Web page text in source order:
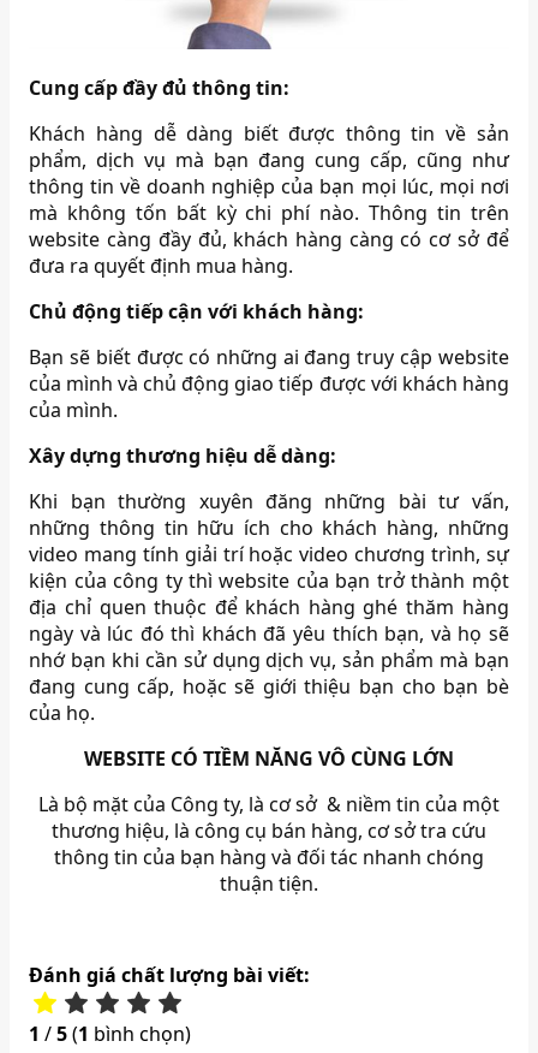
Cung cấp đầy đủ thông tin:
Khách hàng dễ dàng biết được thông tin về sản
phẩm, dịch vụ mà bạn đang cung cấp, cũng như
thông tin về doanh nghiệp của bạn mọi lúc, mọi nơi
mà không tốn bất kỳ chi phí nào. Thông tin trên
website càng đầy đủ, khách hàng càng có cơ sở để
đưa ra quyết định mua hàng.
Chủ động tiếp cận với khách hàng:
Bạn sẽ biết được có những ai đang truy cập website
của mình và chủ động giao tiếp được với khách hàng
của mình.
Xây dựng thương hiệu dễ dàng:
Khi bạn thường xuyên đăng những bài tư vấn,
những thông tin hữu ích cho khách hàng, những
video mang tính giải trí hoặc video chương trình, sự
kiện của công ty thì website của bạn trở thành một
địa chỉ quen thuộc để khách hàng ghé thăm hàng
ngày và lúc đó thì khách đã yêu thích bạn, và họ sẽ
nhớ bạn khi cần sử dụng dịch vụ, sản phẩm mà bạn
đang cung cấp, hoặc sẽ giới thiệu bạn cho bạn bè
của họ.
WEBSITE CÓ TIỀM NĂNG VÔ CÙNG LỚN
Là bộ mặt của Công ty, là cơ sở & niềm tin của một
thương hiệu, là công cụ bán hàng, cơ sở tra cứu
thông tin của bạn hàng và đối tác nhanh chóng
thuận tiện.
Đánh giá chất lượng bài viết:
1 /5(1 bình chọn)